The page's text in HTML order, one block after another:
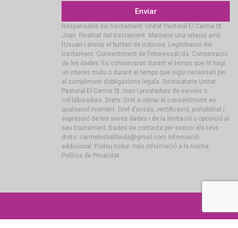
Enviar
Responsable del tractament: Unitat Pastoral El Carme St
Joan. Finalitat del tractament: Mantenir una relació amb
l’Usuari i enviar el butlletí de notícies. Legitimació del
tractament: Consentiment de l’interessat/da. Conservació
de les dades: Es conservaran durant el temps que hi hagi
un interès mutu o durant el temps que sigui necessari per
al compliment d’obligacions legals. Destinataris:Unitat
Pastoral El Carme St Joan i prestadors de serveis o
col·laboradors. Drets: Dret a retirar el consentiment en
qualsevol moment. Dret d’accés, rectificació, portabilitat i
supressió de les seves dades i de la limitació o oposició al
seu tractament. Dades de contacte per exercir els teus
drets: carmebisbatlleida@gmail.com Informació
addicional: Podeu trobar més informació a la nostra
Política de Privacitat.